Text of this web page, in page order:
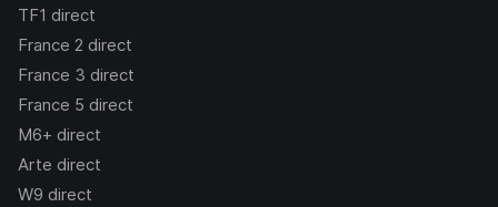
TF1 direct
France 2 direct
France 3 direct
France 5 direct
M6+ direct
Arte direct
W9 direct